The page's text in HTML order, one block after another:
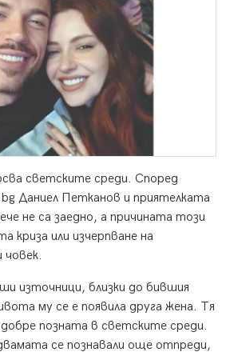
светските среди. Според
Даниел Петканов и приятелката
не са заедно, а причината този
криза или изчерпване на
източници, близки до бившия
му се е появила друга жена. Тя
добре позната в светските среди.
се познавали още отпреди,